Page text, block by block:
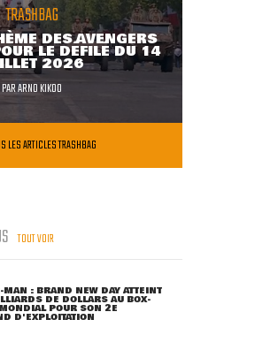
TRASHBAG
DES AVENGERS
LE DÉFILÉ DU 14
2026
PARARNO KIKOO
LES ARTICLES TRASHBAG
TOUT VOIR
: BRAND NEW DAY ATTEINT
DE DOLLARS AU BOX-
POUR SON 2E
D'EXPLOITATION